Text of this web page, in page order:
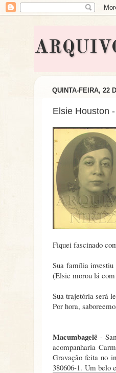
QUINTA-FEIRA, 22
Elsie Houston
Fiquei fascinado
Sua família
(Elsie morou lá
Sua trajetória será
Por hora,
Macumbagelê -
acompanharia
Gravação feita no
380606-1. Um belo